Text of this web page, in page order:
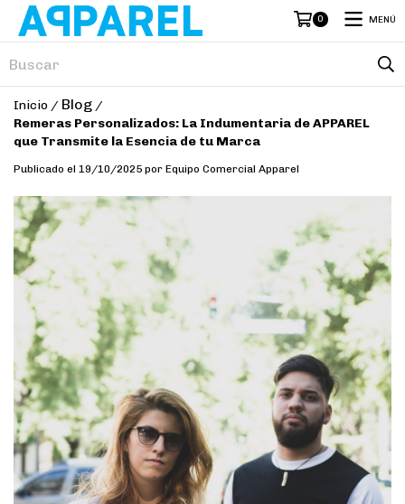
0 MENÚ
Inicio / Blog /
Remeras Personalizados: La Indumentaria de APPAREL
que Transmite la Esencia de tu Marca
Publicado el 19/10/2025 por Equipo Comercial Apparel